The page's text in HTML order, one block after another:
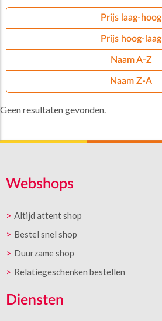
Prijs laag-hoog
Prijs hoog-laag
Naam A-Z
Naam Z-A
Geen resultaten gevonden.
Webshops
Altijd attent shop
Bestel snel shop
Duurzame shop
Relatiegeschenken bestellen
Diensten